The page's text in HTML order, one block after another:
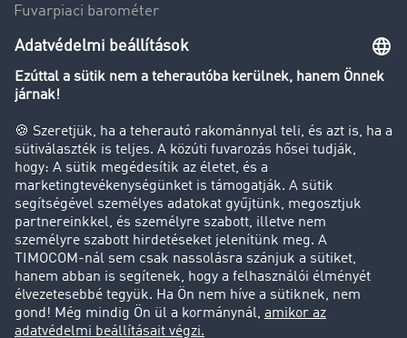
Fuvarpiaci barométer
Transzportlexikon
Tehergépkocsi-forgalomkorlátozás
Cég
Sikertörténetek
Ügyfél hoz ügyfelet
Jogi információk
Impresszum